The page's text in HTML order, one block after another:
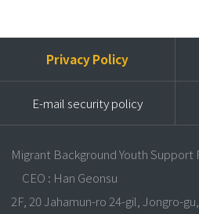
Privacy Policy
E-mail security policy
Migrant Background Youth Support
CEO : Han Geonsu
2F, 20 Jahamun-ro 24-gil, Jongro-